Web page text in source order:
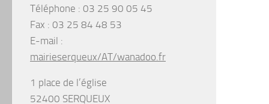
Téléphone : 03 25 90 05 45
Fax : 03 25 84 48 53
E-mail :
mairieserqueux/AT/wanadoo.fr
1 place de l’église
52400 SERQUEUX